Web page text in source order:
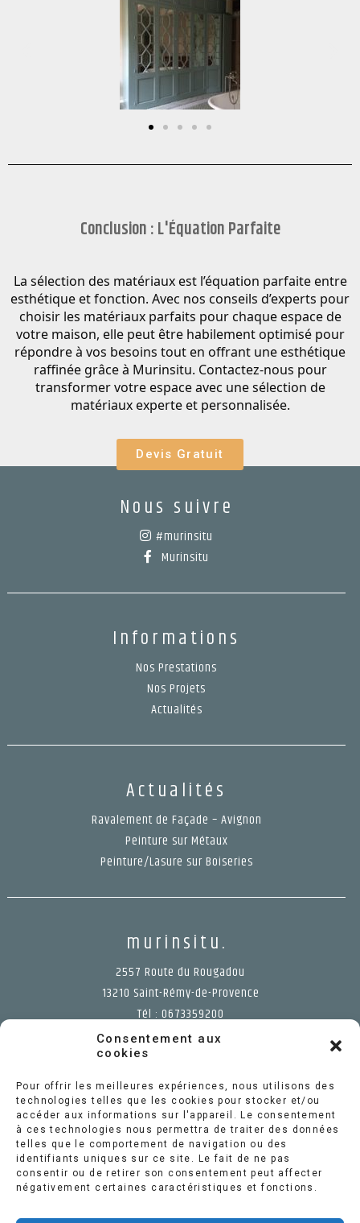
Consentement aux
cookies
Pour offrir les meilleures expériences, nous utilisons des
technologies telles que les cookies pour stocker et/ou
accéder aux informations sur l'appareil. Le consentement
à ces technologies nous permettra de traiter des données
telles que le comportement de navigation ou des
identifiants uniques sur ce site.
Le fait de ne pas
consentir ou de retirer son consentement peut affecter
négativement certaines caractéristiques et fonctions.
Conclusion : L'Équation Parfaite
La sélection des matériaux est l’équation parfaite entre
esthétique et fonction. Avec nos conseils d’experts pour
choisir les matériaux parfaits pour chaque espace de
votre maison, ellepeut être habilement optimisé pour
répondre à vos besoins tout en offrant une esthétique
raffinée grâce à Murinsitu. Contactez-nous pour
transformer votre espace avec une sélection de
matériaux experte et personnalisée.
Devis Gratuit
Nous suivre
#murinsitu
Murinsitu
Informations
Nos Prestations
Nos Projets
Actualités
Actualités
Ravalement de Façade – Avignon
Peinture sur Métaux
Peinture/Lasure sur Boiseries
murinsitu.
2557 Route du Rougadou
13210 Saint-Rémy-de-Provence
Tél :0673359200
Tags : Aménagement intérieur,Aménagement intérieur
Châteaurenard ,Aménagement intérieur Eygalières
Aménagement intérieur Eyguières ,Aménagement
intérieur Eyragues,Aménagement Intérieur Fontvieille,
Aménagement Intérieur Graveson ,Aménagement intérieur
Les Alpilles , Aménagement intérieur Les baux de
provence
Aménagement intérieur Maillane
Aménagement intérieur Maussane les alpilles,
Aménagement Intérieur Saint Remy de Provence,Devis
peinture Saint Rémy de Provence ,Isolation Eygalières
Isolation Eyguières
Isolation Eyragues
Isolation Les baux de Provence,Isolation Maillane,